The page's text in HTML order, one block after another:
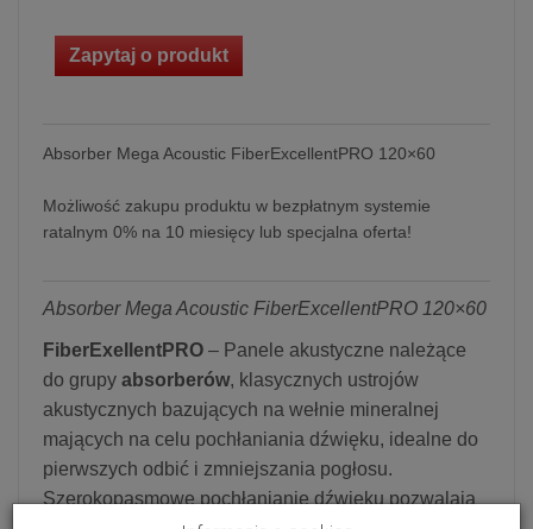
Zapytaj o produkt
Absorber Mega Acoustic FiberExcellentPRO 120×60
Możliwość zakupu produktu w bezpłatnym systemie
ratalnym 0% na 10 miesięcy lub specjalna oferta!
Absorber Mega Acoustic FiberExcellentPRO 120×60
FiberExellentPRO – Panele akustyczne należące
do grupy absorberów, klasycznych ustrojów
akustycznych bazujących na wełnie mineralnej
mających na celu pochłaniania dźwięku, idealne do
pierwszych odbić i zmniejszania pogłosu.
Szerokopasmowe pochłanianie dźwięku pozwalają